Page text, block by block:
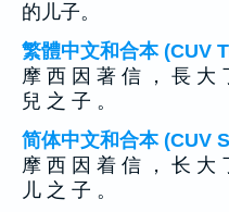
的儿子。
繁體中文和合本 (CUV
摩 西 因 著 信 ， 長 大
兒 之 子 。
简体中文和合本 (CUV
摩 西 因 着 信 ， 长 大
儿 之 子 。